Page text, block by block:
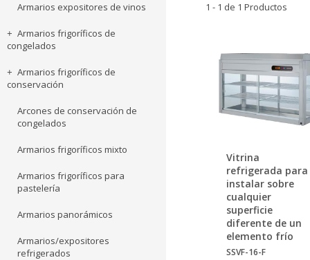
Armarios expositores de vinos
Armarios frigoríficos de
congelados
Armarios frigoríficos de
conservación
Arcones de conservación de
congelados
Armarios frigoríficos mixto
Armarios frigoríficos para
pastelería
Armarios panorámicos
Armarios/expositores
refrigerados
1 - 1 de 1 Productos
Vitrina
refrigerada para
instalar sobre
cualquier
superficie
diferente de un
elemento frío
SSVF-16-F